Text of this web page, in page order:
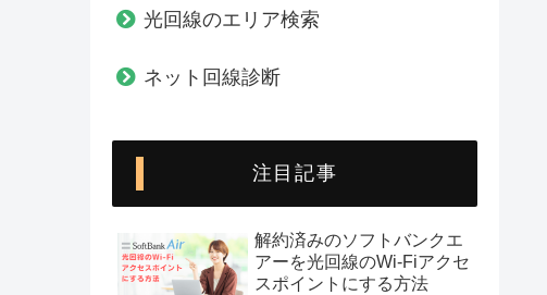
光回線のエリア検索
ネット回線診断
注目記事
解約済みのソフトバンクエ
アーを光回線のWi-Fiアクセ
スポイントにする方法